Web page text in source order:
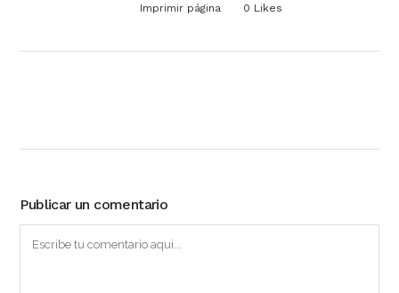
Imprimir página 0 Likes
Publicar un comentario